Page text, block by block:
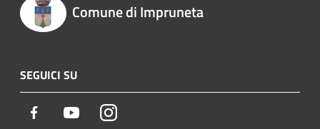
Comune di Impruneta
SEGUICI SU
Facebook YoutubeInstagram